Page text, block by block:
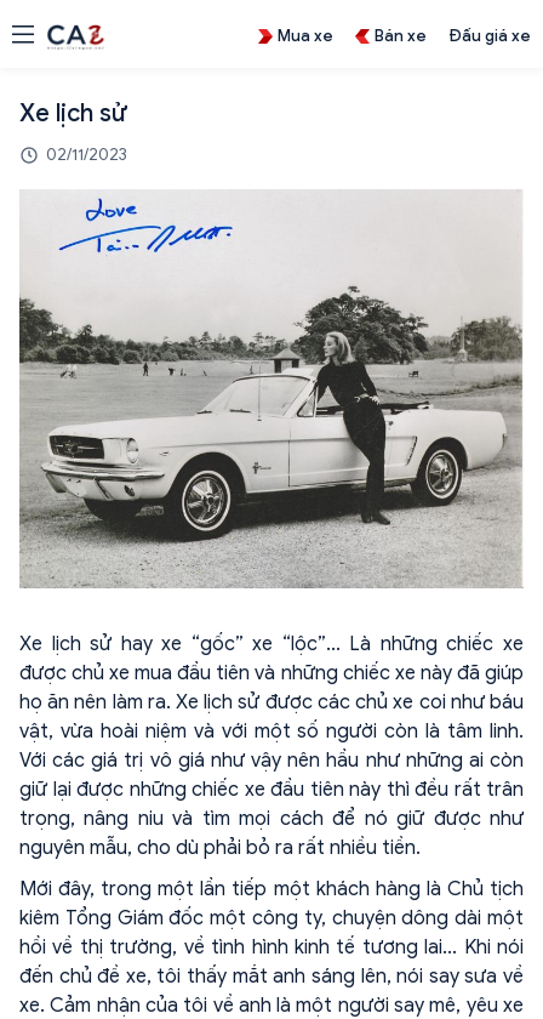
Mua xe Bán xe Đấu giá xe
Xe lịch sử
02/11/2023
Xe lịch sử hay xe “gốc” xe “lộc”... Là những chiếc xe
được chủ xe mua đầu tiên và những chiếc xe này đã giúp
họ ăn nên làm ra. Xe lịch sử được các chủ xe coi như báu
vật, vừa hoài niệm và với một số người còn là tâm linh.
Với các giá trị vô giá như vậy nên hầu như những ai còn
giữ lại được những chiếc xe đầu tiên này thì đều rất trân
trọng, nâng niu và tìm mọi cách để nó giữ được như
nguyên mẫu, cho dù phải bỏ ra rất nhiều tiền.
Mới đây, trong một lần tiếp một khách hàng là Chủ tịch
kiêm Tổng Giám đốc một công ty, chuyện dông dài một
hồi về thị trường, về tình hình kinh tế tương lai... Khi nói
đến chủ đề xe, tôi thấy mắt anh sáng lên, nói say sưa về
xe. Cảm nhận của tôi về anh là một người say mê, yêu xe